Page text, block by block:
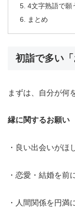
4文字熟語で願
まとめ
初詣で多い「
まずは、自分が何
縁に関するお願い
・良い出会いがほ
・恋愛・結婚を前
・人間関係を円満